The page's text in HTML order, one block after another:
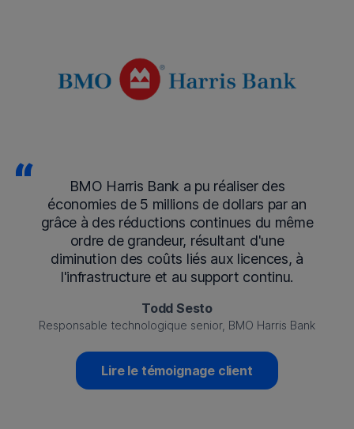
BMO Harris Bank a pu réaliser des
économies de 5 millions de dollars par an
grâce à des réductions continues du même
ordre de grandeur, résultant d'une
diminution des coûts liés aux licences, à
l'infrastructure et au support continu.
Todd Sesto
Responsable technologique senior, BMO Harris Bank
Lire le témoignage client